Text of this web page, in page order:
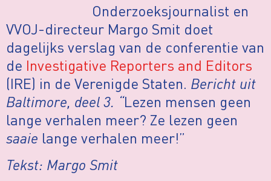
Onderzoeksjournalist en
VVOJ-directeur Margo Smit doet
dagelijks verslag van de conferentie van
de Investigative Reporters and Editors
(IRE) in de Verenigde Staten. Bericht uit
Baltimore, deel 3. “Lezen mensen geen
lange verhalen meer? Ze lezen geen
saaie lange verhalen meer!”
Tekst: Margo Smit